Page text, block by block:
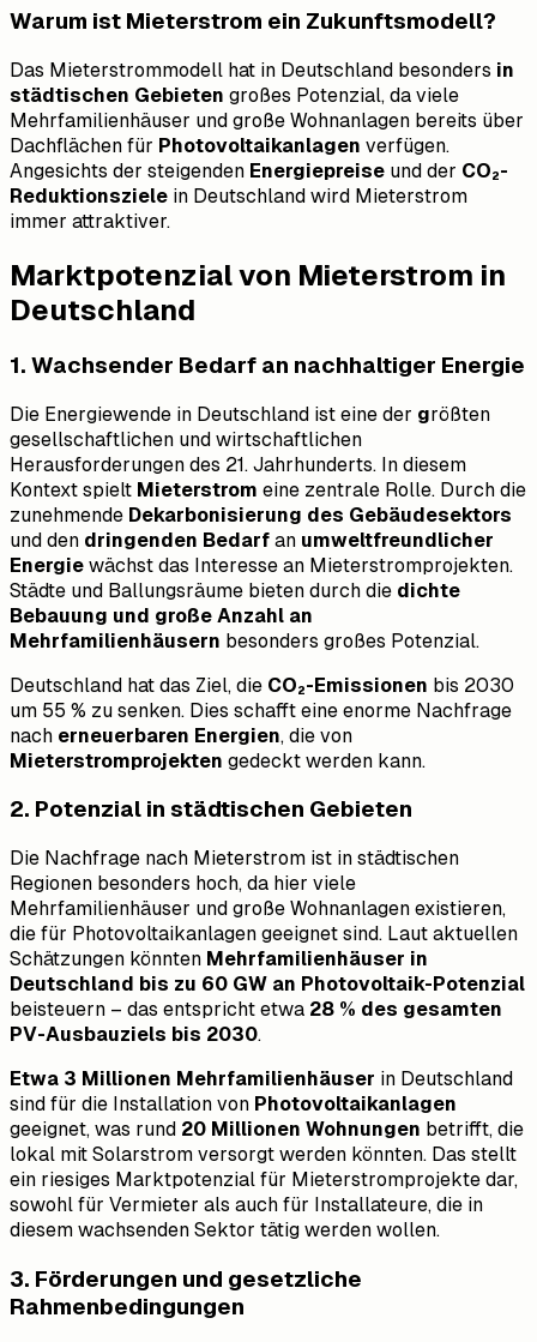
Warum ist Mieterstrom ein Zukunftsmodell?
Das Mieterstrommodell hat in Deutschland besonders in
städtischen Gebieten großes Potenzial, da viele
Mehrfamilienhäuser und große Wohnanlagen bereits über
Dachflächen für Photovoltaikanlagen verfügen.
Angesichts der steigenden Energiepreise und der CO₂-
Reduktionsziele in Deutschland wird Mieterstrom
immer attraktiver.
Marktpotenzial von Mieterstrom in
Deutschland
1. Wachsender Bedarf an nachhaltiger Energie
Die Energiewende in Deutschland ist eine der größten
gesellschaftlichen und wirtschaftlichen
Herausforderungen des 21. Jahrhunderts. In diesem
Kontext spielt Mieterstrom eine zentrale Rolle. Durch die
zunehmende Dekarbonisierung des Gebäudesektors
und den dringenden Bedarf an umweltfreundlicher
Energie wächst das Interesse an Mieterstromprojekten.
Städte und Ballungsräume bieten durch die dichte
Bebauung und große Anzahl an
Mehrfamilienhäusern besonders großes Potenzial.
Deutschland hat das Ziel, die CO₂-Emissionen bis 2030
um 55 % zu senken. Dies schafft eine enorme Nachfrage
nach erneuerbaren Energien, die von
Mieterstromprojekten gedeckt werden kann.
2. Potenzial in städtischen Gebieten
Die Nachfrage nach Mieterstrom ist in städtischen
Regionen besonders hoch, da hier viele
Mehrfamilienhäuser und große Wohnanlagen existieren,
die für Photovoltaikanlagen geeignet sind. Laut aktuellen
Schätzungen könnten Mehrfamilienhäuser in
Deutschland bis zu 60 GW an Photovoltaik-Potenzial
beisteuern – das entspricht etwa 28 % des gesamten
PV-Ausbauziels bis 2030.
Etwa 3 Millionen Mehrfamilienhäuser in Deutschland
sind für die Installation von Photovoltaikanlagen
geeignet, was rund 20 Millionen Wohnungen betrifft, die
lokal mit Solarstrom versorgt werden könnten. Das stellt
ein riesiges Marktpotenzial für Mieterstromprojekte dar,
sowohl für Vermieter als auch für Installateure, die in
diesem wachsenden Sektor tätig werden wollen.
3. Förderungen und gesetzliche
Rahmenbedingungen